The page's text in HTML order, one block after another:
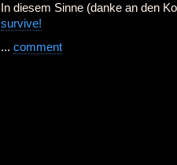
In diesem Sinne (danke an den
survive!
... comment